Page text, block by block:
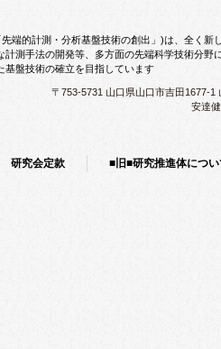
端的計測・分析基盤技術の創出」)は、全く新
測手法の開発等、多方面の先端科学技術分野
基盤技術の確立を目指しています
〒753-5731 山口県山口市吉田1677-1
安達
研究会定款 ■旧■研究推進体につい